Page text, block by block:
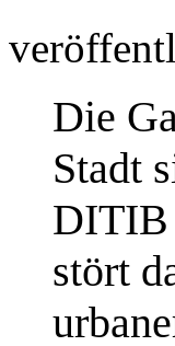
Die
Stadt
DITIB
stört